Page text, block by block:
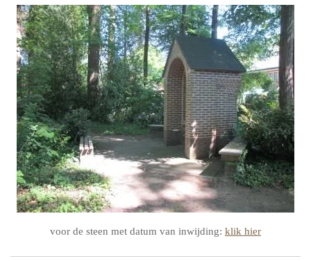
voor de steen met datum van inwijding: klik hier